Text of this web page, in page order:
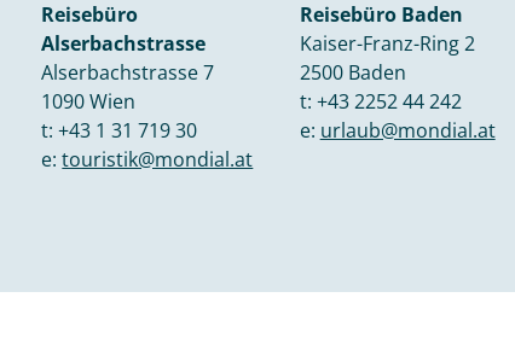
Reisebüro
Alserbachstrasse
Alserbachstrasse 7
1090 Wien
t:+43 1 31 719 30
e:touristik@mondial.at
Reisebüro Baden
Kaiser-Franz-Ring 2
2500 Baden
t: +43 2252 44 242
e: urlaub@mondial.at